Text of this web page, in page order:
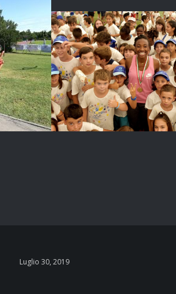
Luglio 30, 2019